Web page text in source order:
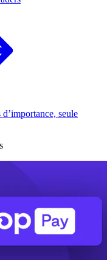
seule